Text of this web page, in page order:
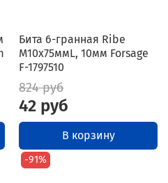
Бита 6-гранная Ribe
M10х75ммL, 10мм Forsage
F-1797510
824 руб
42 руб
В корзину
-91%